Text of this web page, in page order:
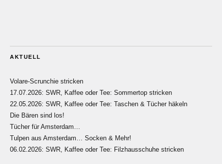
AKTUELL
Volare-Scrunchie stricken
17.07.2026: SWR, Kaffee oder Tee: Sommertop stricken
22.05.2026: SWR, Kaffee oder Tee: Taschen & Tücher häkeln
Die Bären sind los!
Tücher für Amsterdam…
Tulpen aus Amsterdam… Socken & Mehr!
06.02.2026: SWR, Kaffee oder Tee: Filzhausschuhe stricken